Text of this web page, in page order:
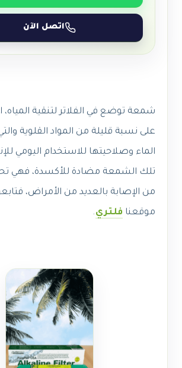
اتصل الآن
شمعة توضع في الفلاتر لتنقية المياه،
على نسبة قليلة من المواد القلوية
الماء وصلاحيتها للاستخدام اليومي
تلك الشمعة مضادة للأكسدة، فهي
من الإصابة بالعديد من الأمراض،
موقعنا فلتري.